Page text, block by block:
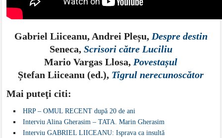
Gabriel Liiceanu, Andrei Pleșu, Despre destin
Seneca, Scrisori către Luciliu
Mario Vargas Llosa, Povestașul
Ștefan Liiceanu (ed.), Tigrul nerecunoscător
Mai puteţi citi:
HRP – OMUL RECENT după 20 de ani
Interviu Alina Gherasim – TATA. Marin Gherasim
Interviu GABRIEL LIICEANU: Isprava ca insultă